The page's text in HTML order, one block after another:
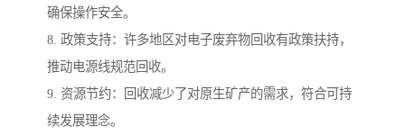
确保操作安全。
8. 政策支持：许多地区对电子废弃物回收有政策扶持，
推动电源线规范回收。
9. 资源节约：回收减少了对原生矿产的需求，符合可持
续发展理念。